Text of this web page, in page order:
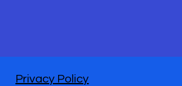
Privacy Policy